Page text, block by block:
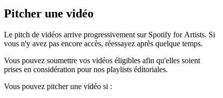
Pitcher une vidéo
Le pitch de vidéos arrive progressivement sur Spotify for Artists. Si
vous n'y avez pas encore accès, réessayez après quelque temps.
Vous pouvez soumettre vos vidéos éligibles afin qu'elles soient
prises en considération pour nos playlists éditoriales.
Vous pouvez pitcher une vidéo si :